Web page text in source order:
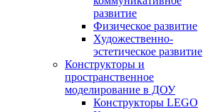
развитие
Физическое развитие
Художественно-
эстетическое развитие
Конструкторы и
пространственное
моделирование в ДОУ
Конструкторы LEGO